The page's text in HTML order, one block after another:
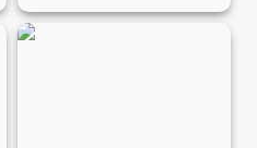
Ταξίδι στο Λονδίνο → 4